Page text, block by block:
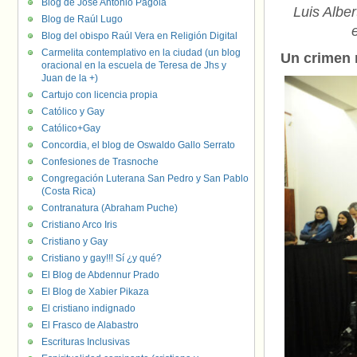
Luis
Un crimen
Blog de José Antonio Pagola
Blog de Raúl Lugo
Blog del obispo Raúl Vera en Religión Digital
Carmelita contemplativo en la ciudad (un blog
oracional en la escuela de Teresa de Jhs y
Juan de la +)
Cartujo con licencia propia
Católico y Gay
Católico+Gay
Concordia, el blog de Oswaldo Gallo Serrato
Confesiones de Trasnoche
Congregación Luterana San Pedro y San Pablo
(Costa Rica)
Contranatura (Abraham Puche)
Cristiano Arco Iris
Cristiano y Gay
Cristiano y gay!!! Sí ¿y qué?
El Blog de Abdennur Prado
El Blog de Xabier Pikaza
El cristiano indignado
El Frasco de Alabastro
Escrituras Inclusivas